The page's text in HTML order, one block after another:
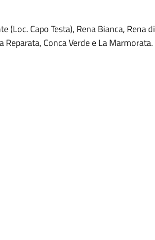
(Loc. Capo Testa), Rena Bianca, Rena di
Reparata, Conca Verde e La Marmorata.